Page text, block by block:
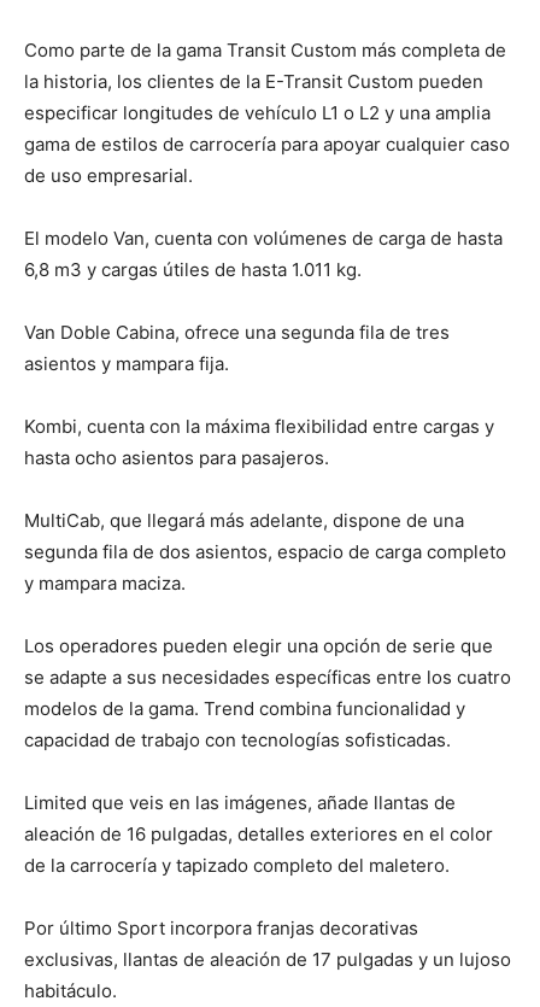
Como parte de la gama Transit Custom más completa de
la historia, los clientes de la E-Transit Custom pueden
especificar longitudes de vehículo L1 o L2 y una amplia
gama de estilos de carrocería para apoyar cualquier caso
de uso empresarial.
El modelo Van, cuenta con volúmenes de carga de hasta
6,8 m3 y cargas útiles de hasta 1.011 kg.
Van Doble Cabina, ofrece una segunda fila de tres
asientos y mampara fija.
Kombi, cuenta con la máxima flexibilidad entre cargas y
hasta ocho asientos para pasajeros.
MultiCab, que llegará más adelante, dispone de una
segunda fila de dos asientos, espacio de carga completo
y mampara maciza.
Los operadores pueden elegir una opción de serie que
se adapte a sus necesidades específicas entre los cuatro
modelos de la gama. Trend combina funcionalidad y
capacidad de trabajo con tecnologías sofisticadas.
Limited que veis en las imágenes, añade llantas de
aleación de 16 pulgadas, detalles exteriores en el color
de la carrocería y tapizado completo del maletero.
Por último Sport incorpora franjas decorativas
exclusivas, llantas de aleación de 17 pulgadas y un lujoso
habitáculo.